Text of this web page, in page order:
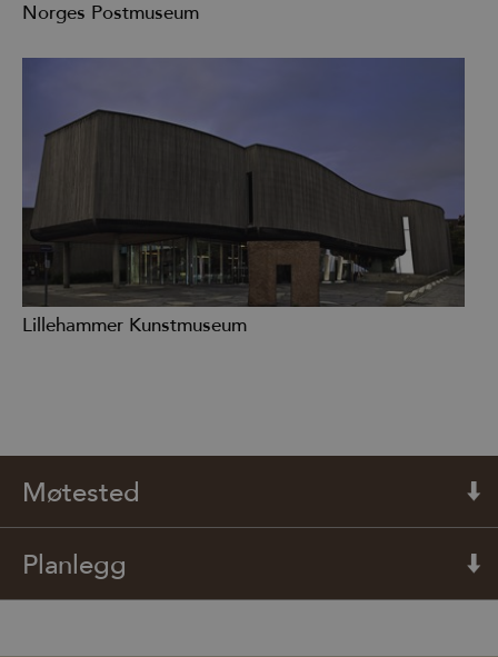
Norges Postmuseum
Lillehammer Kunstmuseum
Møtested
Planlegg